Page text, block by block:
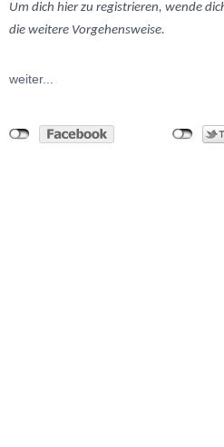
Um dich hier zu registrieren, wende
die weitere Vorgehensweise.
weiter...